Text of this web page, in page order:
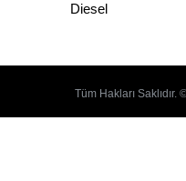
Diesel
Tüm Hakları Saklıdır.